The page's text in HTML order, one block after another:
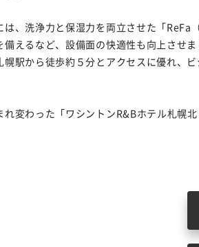
、洗浄力と保湿力を両立させた「ReFa
備えるなど、設備面の快適性も向上させま
駅から徒歩約５分とアクセスに優れ、
変わった「ワシントンR&Bホテル札幌